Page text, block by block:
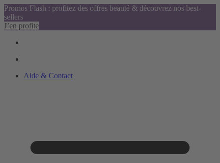
Promos Flash : profitez des offres beauté & découvrez nos best-
sellers
J’en profite
Aide & Contact